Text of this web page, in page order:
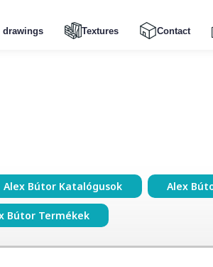
drawings Textures Contact
Alex Bútor Katalógusok Alex
Bútor Termékek